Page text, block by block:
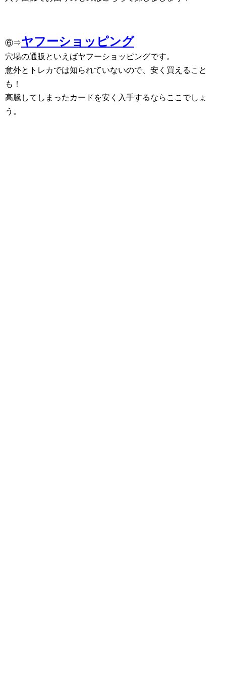
⑥⇒ヤフーショッピング
穴場の通販といえばヤフーショッピングです。
意外とトレカでは知られていないので、安く買えること
も！
高騰してしまったカードを安く入手するならここでしょ
う。